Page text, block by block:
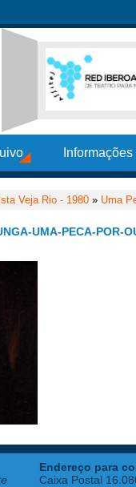
Veja Rio - 1980 » Uma
UMA-PECA-POR-
Endereço para
Caixa Postal